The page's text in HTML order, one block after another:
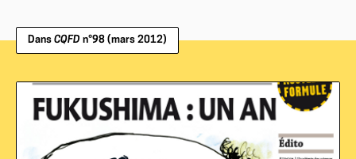
Dans CQFD n°98 (mars 2012)